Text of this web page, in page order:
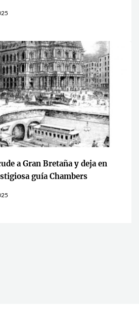
a Gran Bretaña y deja en
guía Chambers